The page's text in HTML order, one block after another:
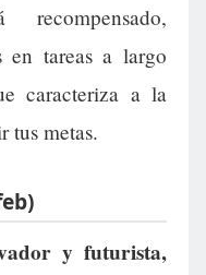
en tareas a largo
caracteriza a la
tus metas.
y futurista,